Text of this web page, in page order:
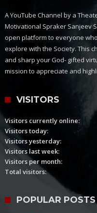
A YouTube Channel by a
Motivational Spraker Sanjeev
open platform to everyone
explore with the Society. This
and sharp your God- gifted
mission to appreciate and
VISITORS
Visitors currently online:
Visitors today:
Visitors yesterday:
Visitors last week:
Visitors per month:
Total visitors:
POPULAR POSTS